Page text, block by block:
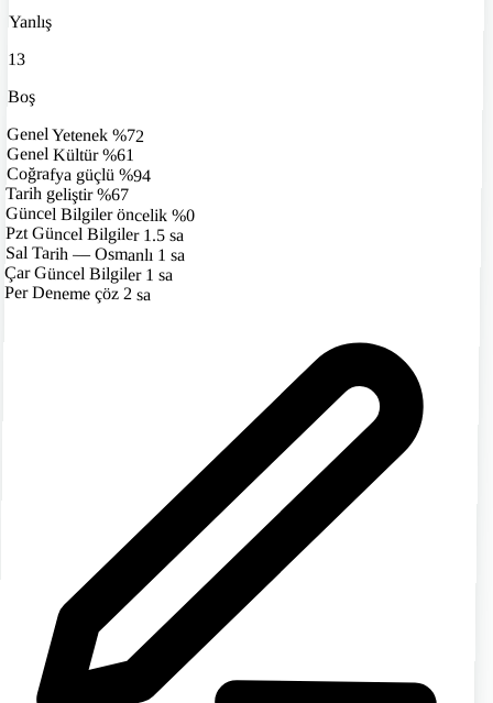
Yanlış
13
Boş
Genel Yetenek %72
Genel Kültür %61
Coğrafya güçlü %94
Tarih geliştir %67
Güncel Bilgiler öncelik %0
Pzt Güncel Bilgiler 1.5 sa
Sal Tarih — Osmanlı 1 sa
Çar Güncel Bilgiler 1 sa
Per Deneme çöz 2 sa